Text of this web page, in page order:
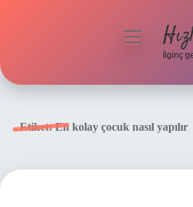
menüyü
İlginç
Etiket:En kolay çocuk nasıl yapılır